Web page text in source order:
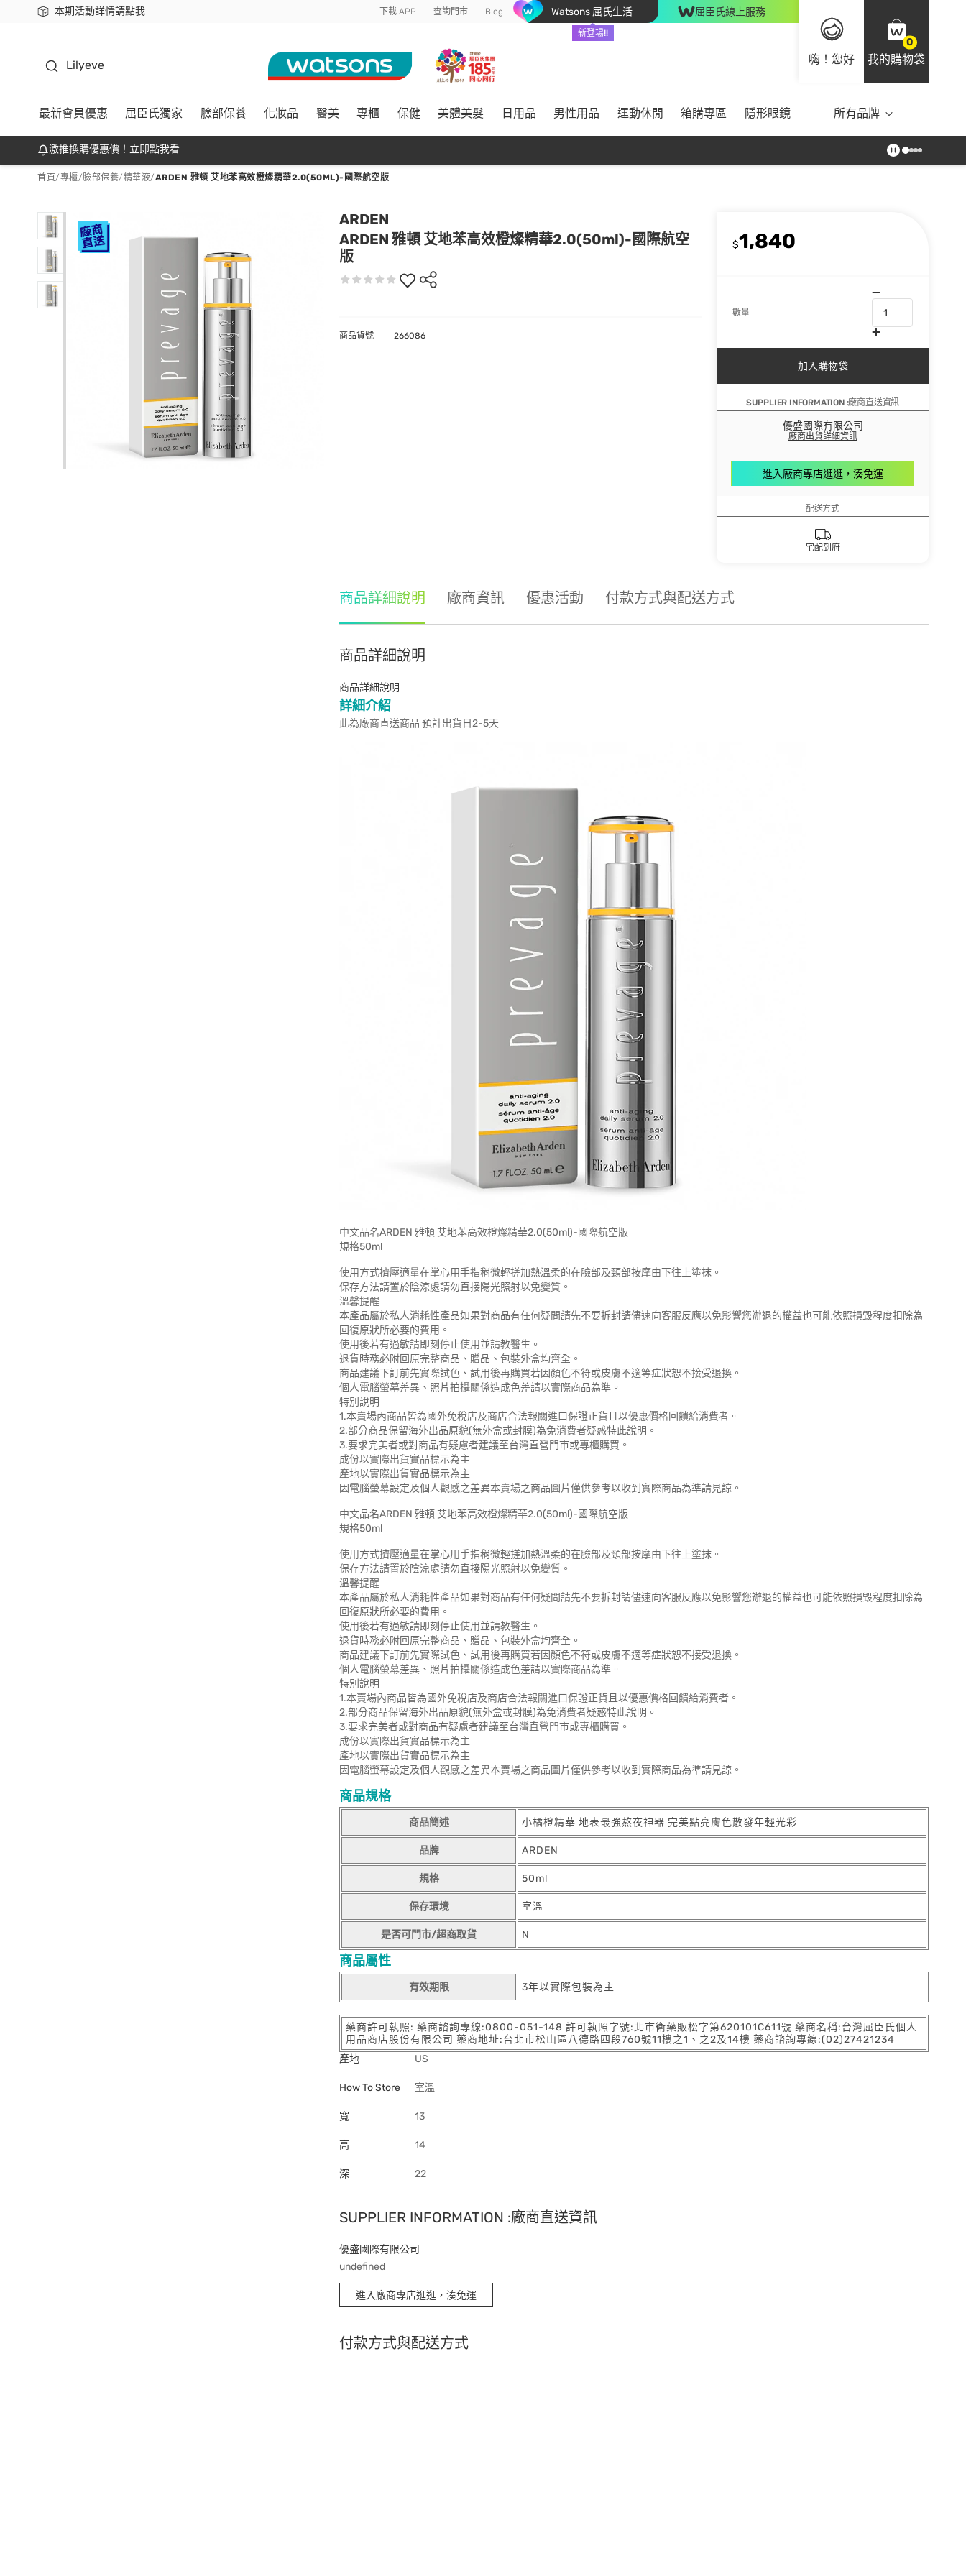
本期活動詳情請點我
下載app最高回饋$350 下載 APP 查詢門市 Blog Watsons 屈氏生活
新登場!!
屈臣氏線上服務
嗨！您好
0
我的購物袋
Lilyeve
最新會員優惠 屈臣氏獨家 臉部保養 化妝品 醫美 專櫃 保健 美體美髮 日用品 男性用品 運動休閒 箱購專區 隱形眼鏡 所有品牌
激推換購優惠價！立即點我看
首頁/專櫃/臉部保養/精華液/ARDEN 雅頓 艾地苯高效橙燦精華2.0(50ML)-國際航空版
ARDEN
ARDEN 雅頓 艾地苯高效橙燦精華2.0(50ml)-國際航空
版
$1,840
數量
加入購物袋
SUPPLIER INFORMATION :廠商直送資訊
優盛國際有限公司
廠商出貨詳細資訊
進入廠商專店逛逛，湊免運
配送方式
宅配到府
商品貨號 266086
商品詳細說明 廠商資訊 優惠活動 付款方式與配送方式
商品詳細說明
商品詳細說明
詳細介紹
此為廠商直送商品 預計出貨日2-5天
中文品名ARDEN 雅頓 艾地苯高效橙燦精華2.0(50ml)-國際航空版
規格50ml
使用方式擠壓適量在掌心用手指稍微輕搓加熱溫柔的在臉部及頸部按摩由下往上塗抹。
保存方法請置於陰涼處請勿直接陽光照射以免變質。
溫馨提醒
本產品屬於私人消耗性產品如果對商品有任何疑問請先不要拆封請儘速向客服反應以免影響您辦退的權益也可能依照損毀程度扣除為
回復原狀所必要的費用。
使用後若有過敏請即刻停止使用並請教醫生。
退貨時務必附回原完整商品、贈品、包裝外盒均齊全。
商品建議下訂前先實際試色、試用後再購買若因顏色不符或皮膚不適等症狀恕不接受退換。
個人電腦螢幕差異、照片拍攝關係造成色差請以實際商品為準。
特別說明
1.本賣場內商品皆為國外免稅店及商店合法報關進口保證正貨且以優惠價格回饋給消費者。
2.部分商品保留海外出品原貌(無外盒或封膜)為免消費者疑惑特此說明。
3.要求完美者或對商品有疑慮者建議至台灣直營門市或專櫃購買。
成份以實際出貨實品標示為主
產地以實際出貨實品標示為主
因電腦螢幕設定及個人觀感之差異本賣場之商品圖片僅供參考以收到實際商品為準請見諒。
中文品名ARDEN 雅頓 艾地苯高效橙燦精華2.0(50ml)-國際航空版
規格50ml
使用方式擠壓適量在掌心用手指稍微輕搓加熱溫柔的在臉部及頸部按摩由下往上塗抹。
保存方法請置於陰涼處請勿直接陽光照射以免變質。
溫馨提醒
本產品屬於私人消耗性產品如果對商品有任何疑問請先不要拆封請儘速向客服反應以免影響您辦退的權益也可能依照損毀程度扣除為
回復原狀所必要的費用。
使用後若有過敏請即刻停止使用並請教醫生。
退貨時務必附回原完整商品、贈品、包裝外盒均齊全。
商品建議下訂前先實際試色、試用後再購買若因顏色不符或皮膚不適等症狀恕不接受退換。
個人電腦螢幕差異、照片拍攝關係造成色差請以實際商品為準。
特別說明
1.本賣場內商品皆為國外免稅店及商店合法報關進口保證正貨且以優惠價格回饋給消費者。
2.部分商品保留海外出品原貌(無外盒或封膜)為免消費者疑惑特此說明。
3.要求完美者或對商品有疑慮者建議至台灣直營門市或專櫃購買。
成份以實際出貨實品標示為主
產地以實際出貨實品標示為主
因電腦螢幕設定及個人觀感之差異本賣場之商品圖片僅供參考以收到實際商品為準請見諒。
商品規格
商品簡述 小橘橙精華 地表最強熬夜神器 完美點亮膚色散發年輕光彩
品牌 ARDEN
規格 50ml
保存環境 室溫
是否可門市/超商取貨 N
商品屬性
有效期限 3年以實際包裝為主
藥商許可執照: 藥商諮詢專線:0800-051-148 許可執照字號:北市衛藥販松字第620101C611號 藥商名稱:台灣屈臣氏個人
用品商店股份有限公司 藥商地址:台北市松山區八德路四段760號11樓之1、之2及14樓 藥商諮詢專線:(02)27421234
產地
US
How To Store 室溫
寬 13
高 14
深 22
SUPPLIER INFORMATION :廠商直送資訊
優盛國際有限公司
undefined
進入廠商專店逛逛，湊免運
付款方式與配送方式